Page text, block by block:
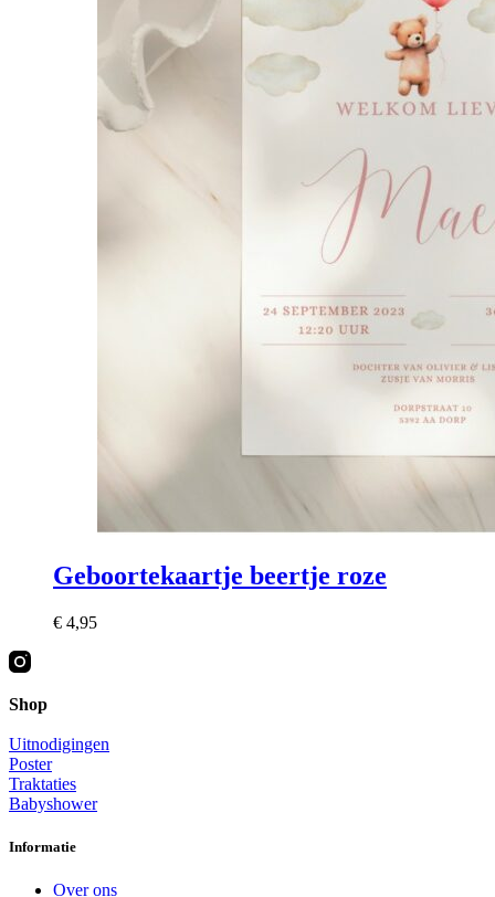
Geboortekaartje beertje roze
€ 4,95
Shop
Uitnodigingen
Poster
Traktaties
Babyshower
Informatie
Over ons